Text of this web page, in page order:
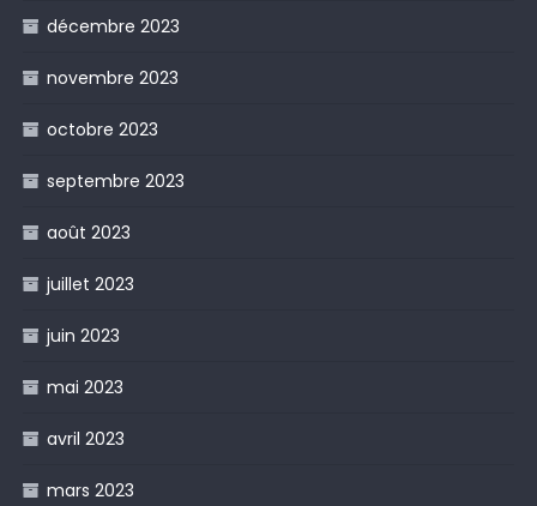
décembre 2023
novembre 2023
octobre 2023
septembre 2023
août 2023
juillet 2023
juin 2023
mai 2023
avril 2023
mars 2023